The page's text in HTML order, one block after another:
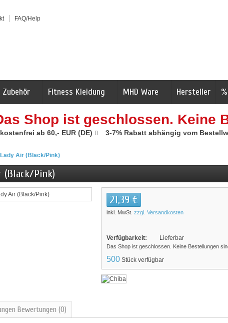
FAQ/Help
Fitness Kleidung MHD Ware Hersteller
Shop ist geschlossen. Keine
ab 60,- EUR (DE) 3-7% Rabatt abhängig vom
Air (Black/Pink)
(Black/Pink)
21,39 €
inkl. MwSt. zzgl. Versandkosten
Verfügbarkeit: Lieferbar
Das Shop ist geschlossen. Keine Bestellungen
500 Stück verfügbar
Bewertungen (0)